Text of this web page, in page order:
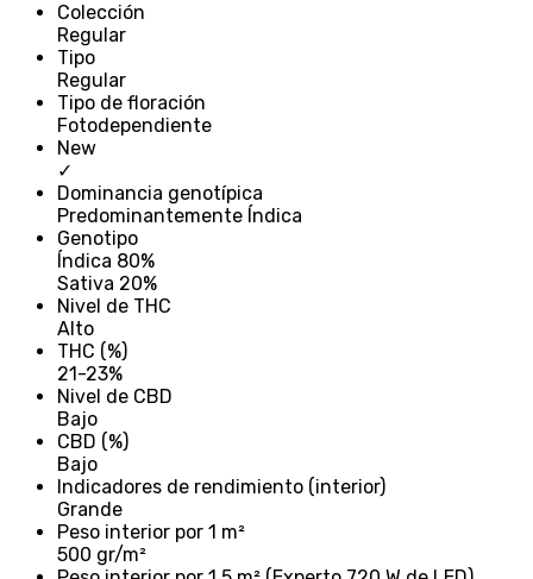
Colección
Regular
Tipo
Regular
Tipo de floración
Fotodependiente
New
✓
Dominancia genotípica
Predominantemente Índica
Genotipo
Índica 80%
Sativa 20%
Nivel de THC
Alto
THC (%)
21-23%
Nivel de CBD
Bajo
CBD (%)
Bajo
Indicadores de rendimiento (interior)
Grande
Peso interior por 1 m²
500 gr/m²